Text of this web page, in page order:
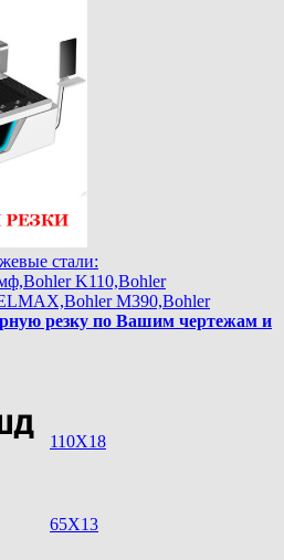
стали:
K110,Bohler
М390,Bohler
резку по Вашим чертежам и
110Х18
65Х13